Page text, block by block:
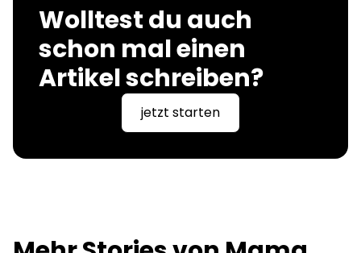
Wolltest du auch
schon mal einen
Artikel schreiben?
jetzt starten